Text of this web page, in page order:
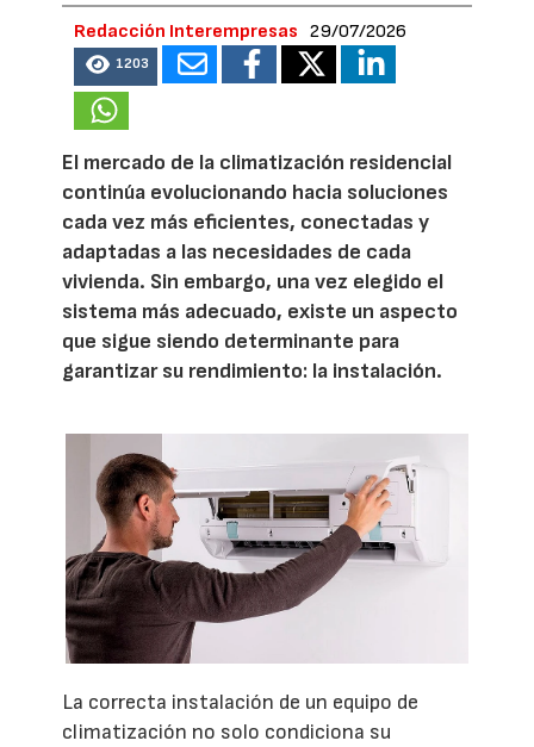
Redacción Interempresas 29/07/2026
1203
El mercado de la climatización residencial
continúa evolucionando hacia soluciones
cada vez más eficientes, conectadas y
adaptadas a las necesidades de cada
vivienda. Sin embargo, una vez elegido el
sistema más adecuado, existe un aspecto
que sigue siendo determinante para
garantizar su rendimiento: la instalación.
La correcta instalación de un equipo de
climatización no solo condiciona su